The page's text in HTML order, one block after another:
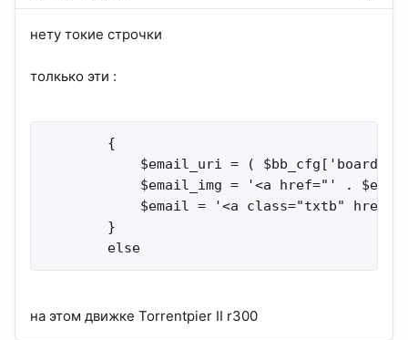
нету токие строчки
толкько эти :
        {
$email_uri = (
$email_img = '<a href="' .
$email = '<a class="txtb"
        }
        else
на этом движке Torrentpier II r300